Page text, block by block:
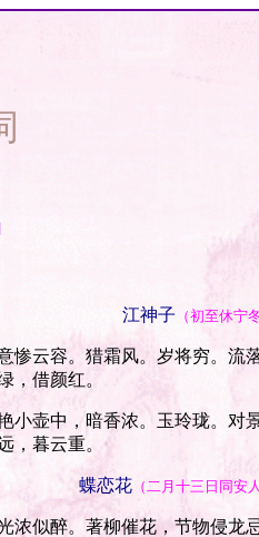
江神子 （初至休宁
惨云容。猎霜风。岁将穷。流
，借颜红。
小壶中，暗香浓。玉玲珑。对
，暮云重。
蝶恋花 （二月十三日同安
浓似醉。著柳催花，节物侵龙